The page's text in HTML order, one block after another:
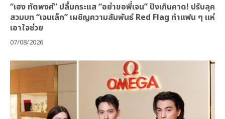
“เฮง ทัตพงศ์” ปลื้มกระแส “อย่าขอพี่เจน” ปังเกินคาด! ปรับลุค
สวมบท “เจนเล็ก” เผชิญความสัมพันธ์ Red Flag ทำแฟน ๆ แห่
เอาใจช่วย
07/08/2026